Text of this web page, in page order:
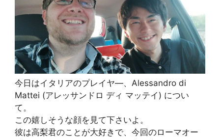
今日はイタリアのプレイヤ―、Alessandro di
Mattei (アレッサンドロ ディ マッテイ) につい
て。
この嬉しそうな顔を見て下さいよ。
彼は高梨君のことが大好きで、今回のローマオー